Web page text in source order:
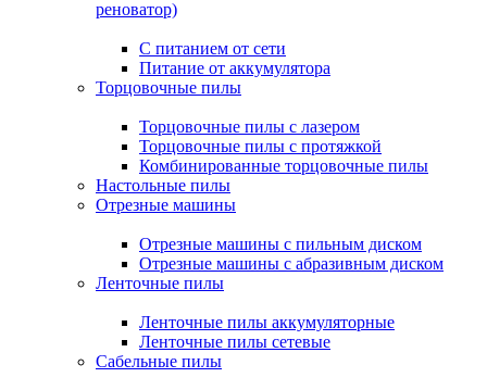
реноватор)
С питанием от сети
Питание от аккумулятора
Торцовочные пилы
Торцовочные пилы с лазером
Торцовочные пилы с протяжкой
Комбинированные торцовочные пилы
Настольные пилы
Отрезные машины
Отрезные машины с пильным диском
Отрезные машины с абразивным диском
Ленточные пилы
Ленточные пилы аккумуляторные
Ленточные пилы сетевые
Сабельные пилы